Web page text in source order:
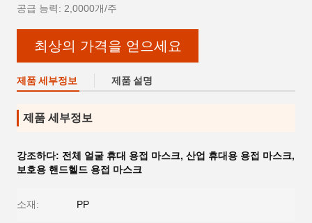
공급 능력: 2,0000개/주
최상의 가격을 얻으세요
제품 세부정보 제품 설명
제품 세부정보
강조하다: 전체 얼굴 휴대 용접 마스크, 산업 휴대용 용접 마스크,
보호용 핸드헬드 용접 마스크
소재: PP